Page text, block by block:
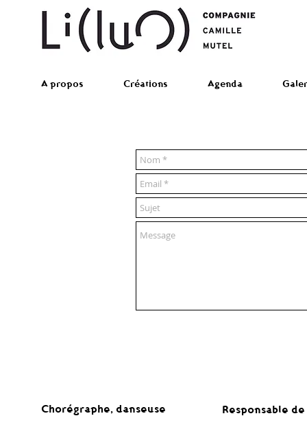
A propos Créations Agenda
Chorégraphe, danseuse Responsable